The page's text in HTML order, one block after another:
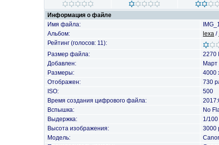
Информация о файле
Имя файла:
Альбом:
lexa /
Рейтинг (голосов: 11):
Размер файла:
2270
Добавлен:
Март
Размеры:
4000
Отображен:
730
ISO:
500
Время создания цифрового файла:
Вспышка:
No
Выдержка:
1/
Высота изображения:
3000
Модель: